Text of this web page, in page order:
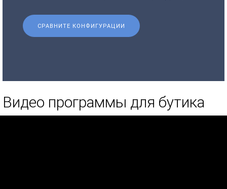
СРАВНИТЕ КОНФИГУРАЦИИ
Видео программы для бутика